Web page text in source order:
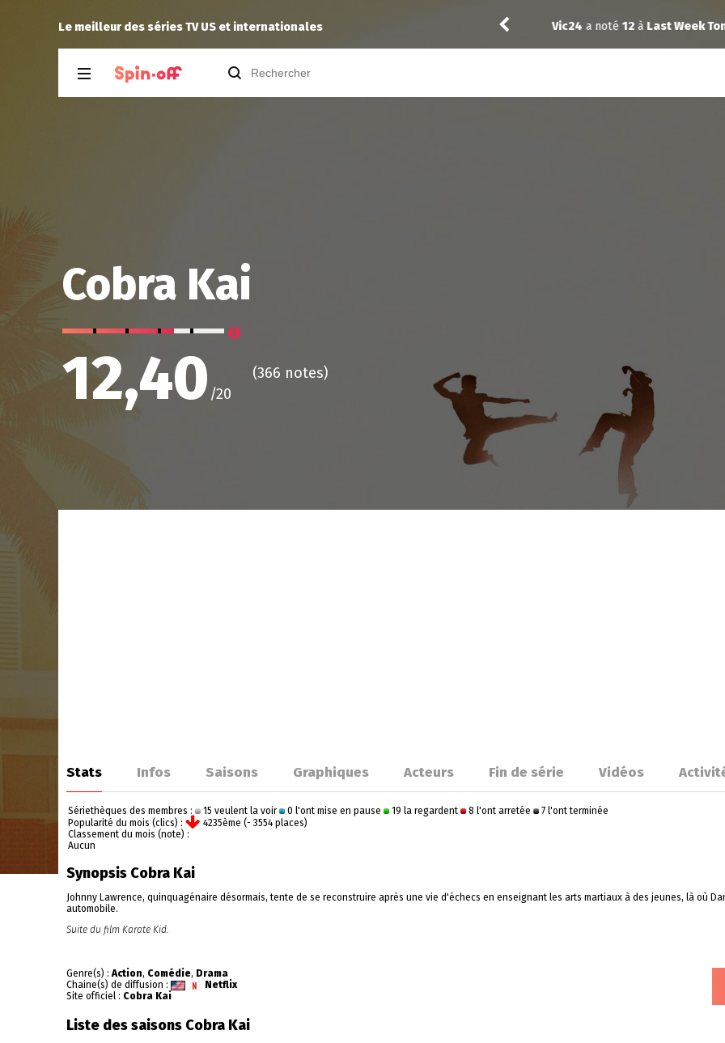
Le meilleur des séries TV US et internationales
Jeje_650a noté13àX-Men ’97 2.08 Vic24a noté12àLast Week
Cobra Kai
12,40 /20
(366 notes)
Stats Infos Saisons Graphiques Acteurs Fin de série Vidéos
Sériethèques des membres : 15 veulent la voir 0 l'ont mise en pause 19 la regardent 8 l'ont arretée
7 l'ont terminée
Popularité du mois (clics) :
4235ème (- 3554 places)
Classement du mois (note) :
Aucun
Synopsis Cobra Kai
Johnny Lawrence, quinquagénaire désormais, tente de se reconstruire après une vie d'échecs en enseignant les arts martiaux à des jeunes, là où
automobile.
Suite du film Karate Kid.
Genre(s) :Action, Comédie, Drama
Chaine(s) de diffusion :
Netflix
Site officiel : Cobra Kai
Liste des saisons Cobra Kai